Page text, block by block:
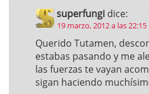
superfungi dice:
19 marzo, 2012 a las 22:15
Querido Tutamen,
estabas pasando y me
las fuerzas te vayan
sigan haciendo